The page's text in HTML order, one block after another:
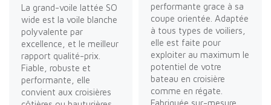
La grand-voile lattée SO
wide est la voile blanche
polyvalente par
excellence, et le meilleur
rapport qualité-prix.
Fiable, robuste et
performante, elle
convient aux croisières
performante grace à sa
coupe orientée. Adaptée
à tous types de voiliers,
elle est faite pour
exploiter au maximum le
potentiel de votre
bateau en croisière
comme en régate.
Fabriquée sur-mesure